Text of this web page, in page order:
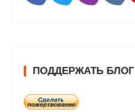
ПОДДЕРЖАТЬ БЛОГ